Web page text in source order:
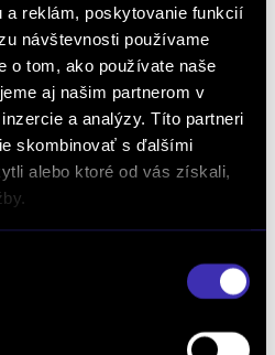
a reklám, poskytovanie funkcií
návštevnosti používame
o tom, ako používate naše
aj našim partnerom v
a analýzy. Títo partneri
skombinovať s ďalšími
alebo ktoré od vás získali,